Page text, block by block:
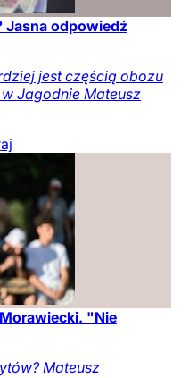
Jasna odpowiedź
jest częścią obozu
Jagodnie Mateusz
"Nie
Mateusz